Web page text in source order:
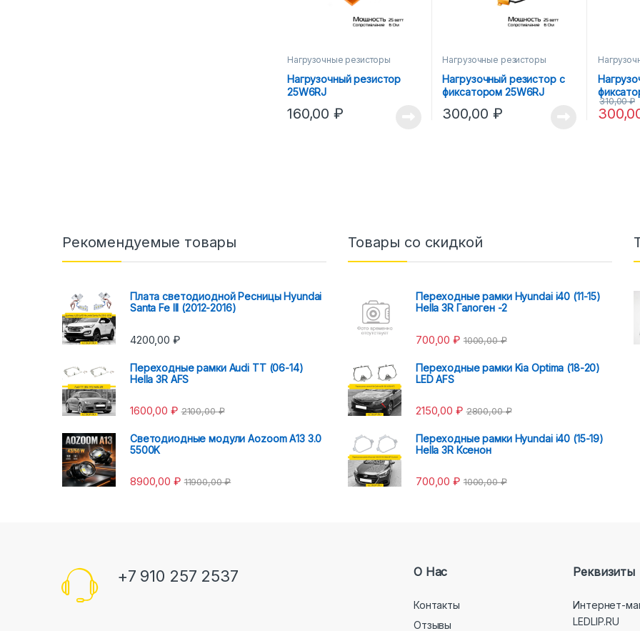
Нагрузочные резисторы
Нагрузочный резистор
25W6RJ
160,00₽
Нагрузочные резисторы
Нагрузочный резистор с
фиксатором 25W6RJ
300,00 ₽
310,00₽
Рекомендуемые товары
Плата светодиодной Ресницы Hyundai
Santa Fe III (2012-2016)
4200,00 ₽
Переходные рамки Audi TT (06-14)
Hella 3R AFS
1600,00 ₽ 2100,00₽
Светодиодные модули Aozoom A13 3.0
5500K
8900,00 ₽ 11900,00₽
Товары со скидкой
Переходные рамки Hyundai i40 (11-15)
Hella 3R Галоген -2
700,00₽ 1000,00₽
Переходные рамки Kia Optima (18-20)
LED AFS
2150,00 ₽ 2800,00₽
Переходные рамки Hyundai i40 (15-19)
Hella 3R Ксенон
700,00₽ 1000,00₽
+7 910 257 2537 О Нас
Контакты
Отзывы
Реквизиты
Интернет-
LEDLIP.RU